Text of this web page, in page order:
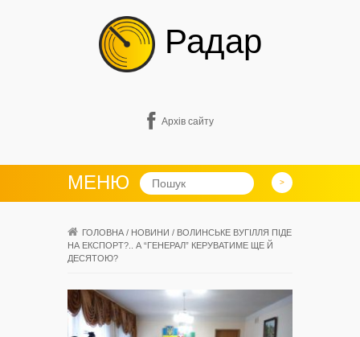
Радар
Архів сайту
МЕНЮ
ГОЛОВНА / НОВИНИ / ВОЛИНСЬКЕ ВУГІЛЛЯ ПІДЕ
НА ЕКСПОРТ?.. А “ГЕНЕРАЛ” КЕРУВАТИМЕ ЩЕ Й
ДЕСЯТОЮ?